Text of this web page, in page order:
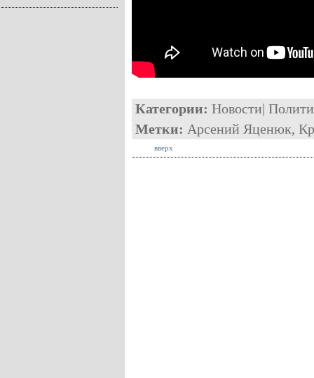
Категории: Новости|
Метки: Арсений Яценюк,
вверх